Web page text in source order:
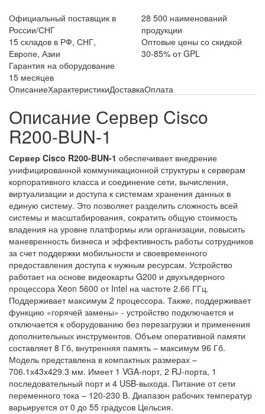
Официальный поставщик в
России/СНГ
28 500 наименований
продукции
15 складов в РФ, СНГ,
Европе, Азии
Оптовые цены со скидкой
30-85% от GPL
Гарантия на оборудование
15 месяцев
ОписаниеХарактеристикиДоставкаОплата
Описание Сервер Cisco
R200-BUN-1
Сервер Cisco R200-BUN-1 обеспечивает внедрение
унифицированной коммуникационной структуры к серверам
корпоративного класса и соединение сети, вычисления,
виртуализации и доступа к системам хранения данных в
единую систему. Это позволяет разделить сложность всей
системы и масштабирования, сократить общую стоимость
владения на уровне платформы или организации, повысить
маневренность бизнеса и эффективность работы сотрудников
за счет поддержки мобильности и своевременного
предоставления доступа к нужным ресурсам. Устройство
работает на основе видеокарты G200 и двухъядерного
процессора Xeon 5600 от Intel на частоте 2.66 ГГц.
Поддерживает максимум 2 процессора. Также, поддерживает
функцию «горячей замены» - устройство подключается и
отключается к оборудованию без перезагрузки и применения
дополнительных инструментов. Объем оперативной памяти
составляет 8 Гб, внутренняя память – максимум 96 Гб.
Модель представлена в компактных размерах –
706.1х43х429.3 мм. Имеет 1 VGA-порт, 2 RJ-порта, 1
последовательный порт и 4 USB-выхода. Питание от сети
переменного тока – 120-230 В. Диапазон рабочих температур
варьируется от 0 до 55 градусов Цельсия.